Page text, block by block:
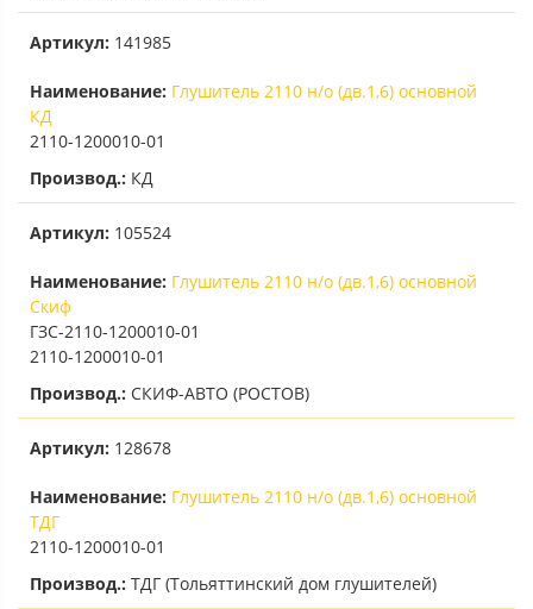
Артикул: 141985
Наименование: Глушитель 2110 н/о (дв.1,6) основной
КД
2110-1200010-01
Производ.: КД
Артикул: 105524
Наименование: Глушитель 2110 н/о (дв.1,6) основной
Скиф
ГЗС-2110-1200010-01
2110-1200010-01
Производ.: СКИФ-АВТО (РОСТОВ)
Артикул: 128678
Наименование: Глушитель 2110 н/о (дв.1,6) основной
ТДГ
2110-1200010-01
Производ.: ТДГ (Тольяттинский дом глушителей)